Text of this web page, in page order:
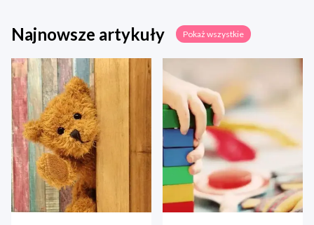
Najnowsze artykuły Pokaż wszystkie